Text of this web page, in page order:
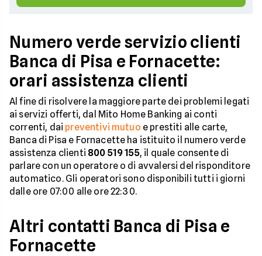
Numero verde servizio clienti
Banca di Pisa e Fornacette:
orari assistenza clienti
Al fine di risolvere la maggiore parte dei problemi legati
ai servizi offerti, dal Mito Home Banking ai conti
correnti, dai preventivi mutuo e prestiti alle carte,
Banca di Pisa e Fornacette ha istituito il numero verde
assistenza clienti 800 519 155, il quale consente di
parlare con un operatore o di avvalersi del risponditore
automatico. Gli operatori sono disponibili tutti i giorni
dalle ore 07:00 alle ore 22:30.
Altri contatti Banca di Pisa e
Fornacette